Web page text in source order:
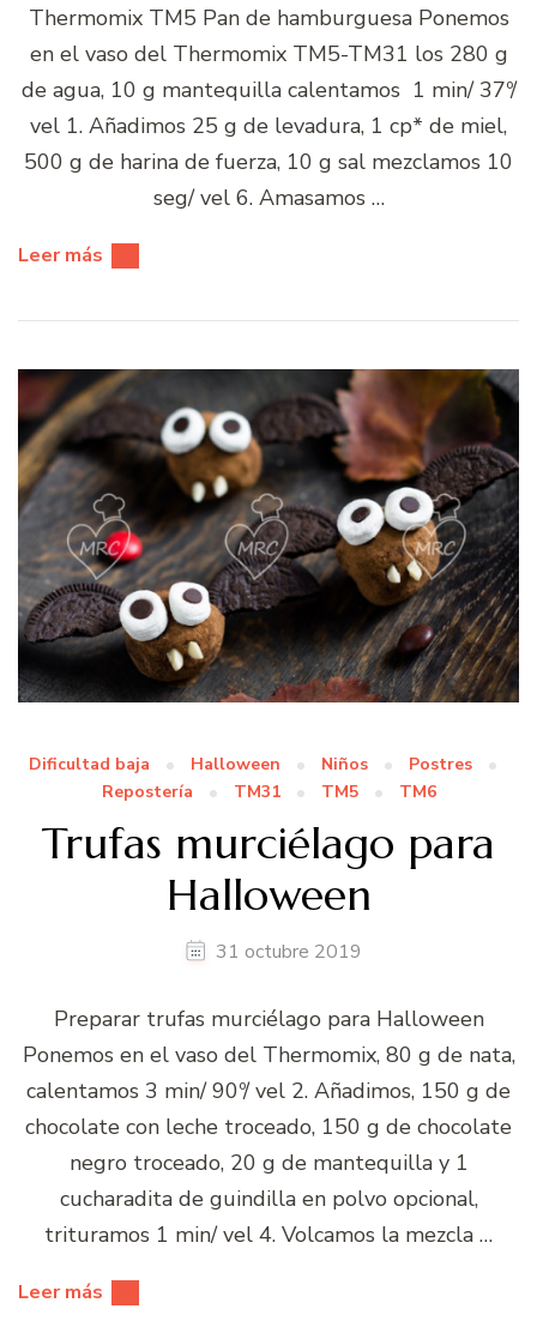
Thermomix TM5 Pan de hamburguesa Ponemos
en el vaso del Thermomix TM5-TM31 los 280 g
de agua, 10 g mantequilla calentamos 1 min/ 37º/
vel 1. Añadimos 25 g de levadura, 1 cp* de miel,
500 g de harina de fuerza, 10 g sal mezclamos 10
seg/ vel 6. Amasamos …
Leer más
Dificultad baja Halloween Niños
Postres
Repostería
TM31 TM5 TM6
Trufas murciélago para
Halloween
31 octubre 2019
Preparar trufas murciélago para Halloween
Ponemos en el vaso del Thermomix, 80 g de nata,
calentamos 3 min/ 90º/ vel 2. Añadimos, 150 g de
chocolate con leche troceado, 150 g de chocolate
negro troceado, 20 g de mantequilla y 1
cucharadita de guindilla en polvo opcional,
trituramos 1 min/ vel 4. Volcamos la mezcla …
Leer más